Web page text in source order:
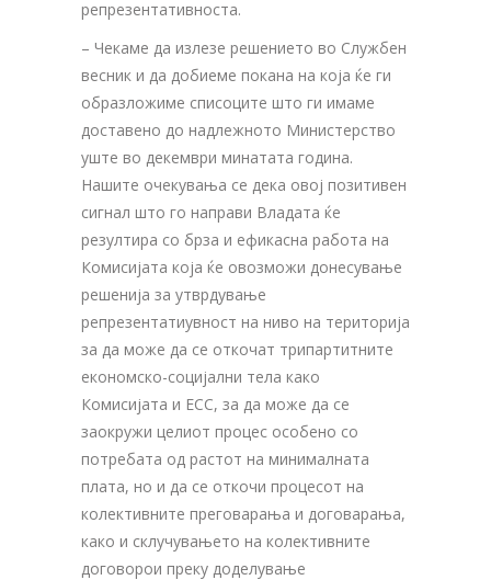
репрезентативноста.
– Чекаме да излезе решението во Службен
весник и да добиеме покана на која ќе ги
образложиме списоците што ги имаме
доставено до надлежното Министерство
уште во декември минатата година.
Нашите очекувања се дека овој позитивен
сигнал што го направи Владата ќе
резултира со брза и ефикасна работа на
Комисијата која ќе овозможи донесување
решенија за утврдување
репрезентатиувност на ниво на територија
за да може да се откочат трипартитните
економско-социјални тела како
Комисијата и ЕСС, за да може да се
заокружи целиот процес особено со
потребата од растот на минималната
плата, но и да се откочи процесот на
колективните преговарања и договарања,
како и склучувањето на колективните
договорои преку доделување